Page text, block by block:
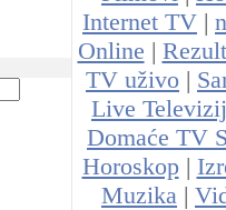
Internet TV |
Online |
TV uživo |
Live
Domaće TV
Horoskop |
Muzika |